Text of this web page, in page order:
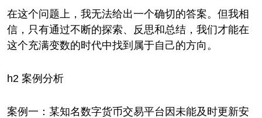
在这个问题上，我无法给出一个确切的答案。但我相
信，只有通过不断的探索、反思和总结，我们才能在
这个充满变数的时代中找到属于自己的方向。
h2 案例分析
案例一：某知名数字货币交易平台因未能及时更新安